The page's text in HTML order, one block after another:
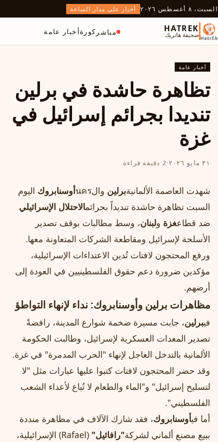
السبت، ٨ أغسطس ٢٠٢٦ أخبار على مدار الساعة
HATREK
صحيفة هاتريك مباشر كورةأخبار عامة
أخبار عامة
تظاهرة حاشدة في برلين
تنديدا بجرائم إسرائيل في
غزة
٣١ مايو ٢٠٢٦ ·2 دقيقة قراءة
شهدت العاصمة الألمانيةبرلين والนคร أوسنابروك اليوم
السبت تظاهرة حاشدة تنديداً بجرائمالاحتلال الإسرائيلي
ضد قطاعغزة ولبنان، وسط مطالبات بوقف تصدير
الأسلحة لإسرائيل ومقاطعة الشركات المتعاونة معها.
ورفع المحتجون لافتات تُدين الاعتداءات الإسرائيلية،
مؤكدين ضرورة دعم حقوق الفلسطينيين في العودة إلى
أرضهم.
مظاهرات برلين وأوسنابروك: نداء لإنهاء التواطؤ
فيبرلين، جابت مسيرة ضخمة شوارع المدينة، رافضةً
تصدير المعدات العسكرية لإسرائيل، وطالبت الحكومة
الألمانية بالتدخل العاجل لإنهاء "الحرب المدمرة" في غزة.
وقد حضر المحتجون لافتات كتبوا عليها عبارات مثل "لا
لتسليح إسرائيل" و"الماء والطعام لا تُباع لأعداء الشعب
الفلسطيني".
أما فيأوسنابروك، فقد شارك الآلاف في مظاهرة منددة
ببيع مصنع ألماني لشركة"رافائيل"
(Rafael) الإسرائيلية،